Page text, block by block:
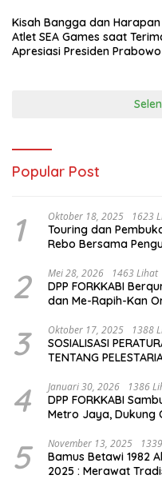
Kisah Bangga dan Harapan
Atlet SEA Games saat
Apresiasi Presiden Prabowo
Popular Post
1 Oktober 18, 2025 1623
Touring dan
Rebo Bersama
2 Mei 28, 2026 1463 Lihat
DPP FORKKABI
dan Me-Rapih-Kan
3 Oktober 17, 2025 1388
SOSIALISASI
TENTANG
4 Januari 30, 2026 1386
DPP FORKKABI
Metro Jaya, Dukung
5 November 13, 2025
Bamus Betawi 1982
2025 : Merawat